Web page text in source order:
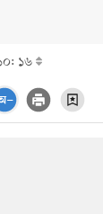
১৬